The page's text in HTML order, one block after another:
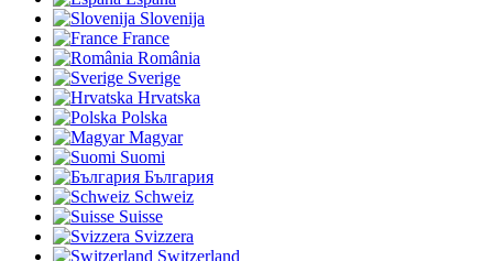
Slovenija
France
România
Sverige
Hrvatska
Polska
Magyar
Suomi
България
Schweiz
Suisse
Svizzera
Switzerland